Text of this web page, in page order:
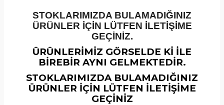
STOKLARIMIZDA BULAMADIĞINIZ
ÜRÜNLER İÇİN LÜTFEN İLETİŞİME
GEÇİNİZ.
ÜRÜNLERİMİZ GÖRSELDE Kİ İLE
BİREBİR AYNI GELMEKTEDİR.
STOKLARIMIZDA BULAMADIĞINIZ
ÜRÜNLER İÇİN LÜTFEN İLETİŞİME
GEÇİNİZ